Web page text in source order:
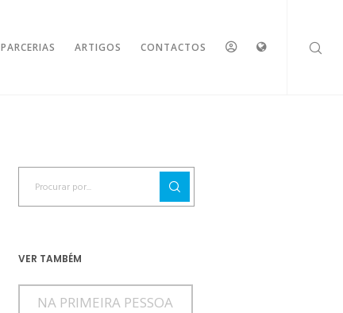
PARCERIAS ARTIGOS CONTACTOS ESPAÇOIDIOMAS
VER TAMBÉM
NA PRIMEIRA PESSOA